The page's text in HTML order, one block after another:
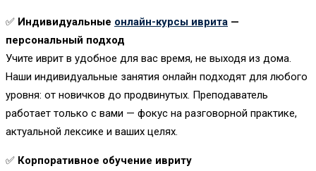
✅ Индивидуальные онлайн-курсы иврита —
персональный подход
Учите иврит в удобное для вас время, не выходя из дома.
Наши индивидуальные занятия онлайн подходят для любого
уровня: от новичков до продвинутых. Преподаватель
работает только с вами — фокус на разговорной практике,
актуальной лексике и ваших целях.
✅ Корпоративное обучение ивриту